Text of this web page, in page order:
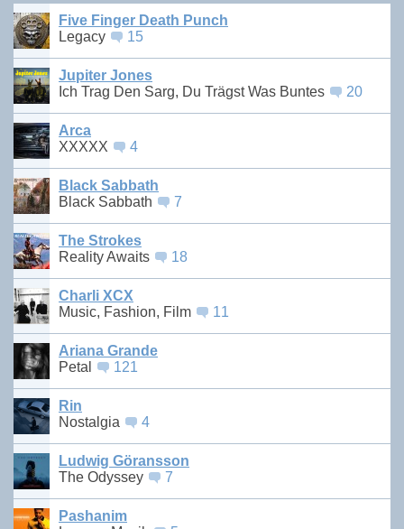
Five Finger Death Punch
Legacy
15
Jupiter Jones
Ich Trag Den Sarg, Du Trägst Was Buntes
20
Arca
XXXXX
4
Black Sabbath
Black Sabbath
7
The Strokes
Reality Awaits
18
Charli XCX
Music, Fashion, Film
11
Ariana Grande
Petal
121
Rin
Nostalgia
4
Ludwig Göransson
The Odyssey
7
Pashanim